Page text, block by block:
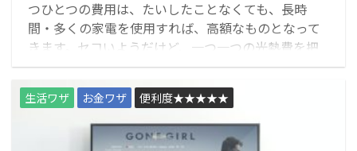
殿堂ワザ
便利度★★★★★
便利度★★★★
つひとつの費用は、たいしたことなくても、長時
間・多くの家電を使用すれば、高額なものとなって
きます。セコいようだけど、一つ一つの光熱費を把
握しておくと、節約を意識することができます。
生活ワザ お金ワザ 便利度★★★★★